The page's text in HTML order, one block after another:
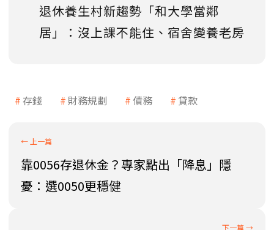
退休養生村新趨勢「和大學當鄰
居」：沒上課不能住、宿舍變養老房
存錢 財務規劃 債務 貸款
靠0056存退休金？專家點出「降息」隱
憂：選0050更穩健